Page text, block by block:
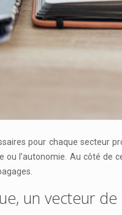
ou l’autonomie. Au côté
un vecteur